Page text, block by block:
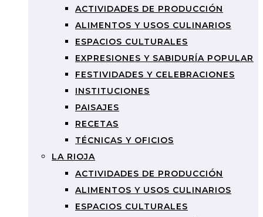
ACTIVIDADES DE PRODUCCIÓN
ALIMENTOS Y USOS CULINARIOS
ESPACIOS CULTURALES
EXPRESIONES Y SABIDURÍA POPULAR
FESTIVIDADES Y CELEBRACIONES
INSTITUCIONES
PAISAJES
RECETAS
TÉCNICAS Y OFICIOS
LA RIOJA
ACTIVIDADES DE PRODUCCIÓN
ALIMENTOS Y USOS CULINARIOS
ESPACIOS CULTURALES